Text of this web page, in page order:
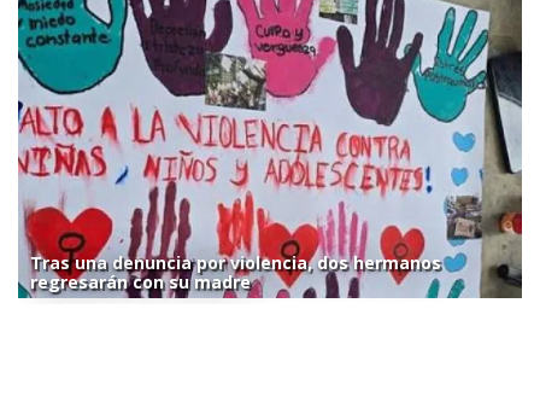
Tras una denuncia por violencia, dos hermanos
regresarán con su madre